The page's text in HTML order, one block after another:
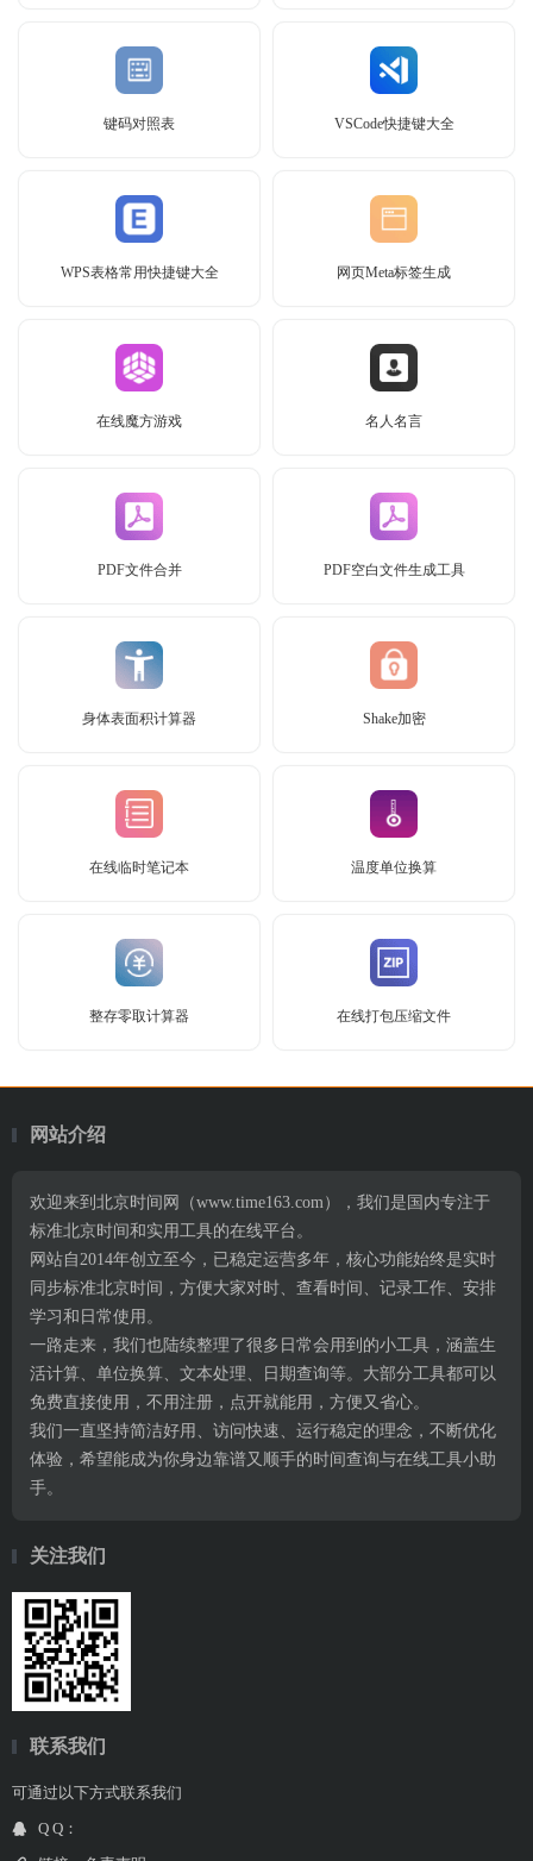
键码对照表 VSCode快捷键大全
WPS表格常用快捷键大全 网页Meta标签生成
在线魔方游戏 名人名言
PDF文件合并 PDF空白文件生成工具
身体表面积计算器 Shake加密
在线临时笔记本 温度单位换算
整存零取计算器 在线打包压缩文件
网站介绍
欢迎来到北京时间网（www.time163.com），我们是国内专注于
标准北京时间和实用工具的在线平台。
网站自2014年创立至今，已稳定运营多年，核心功能始终是实时
同步标准北京时间，方便大家对时、查看时间、记录工作、安排
学习和日常使用。
一路走来，我们也陆续整理了很多日常会用到的小工具，涵盖生
活计算、单位换算、文本处理、日期查询等。大部分工具都可以
免费直接使用，不用注册，点开就能用，方便又省心。
我们一直坚持简洁好用、访问快速、运行稳定的理念，不断优化
体验，希望能成为你身边靠谱又顺手的时间查询与在线工具小助
手。
关注我们
联系我们
可通过以下方式联系我们
Q Q：